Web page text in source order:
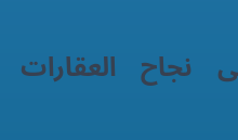
نجاح العقارات